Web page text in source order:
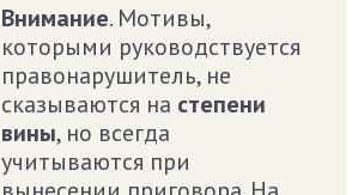
Внимание. Мотивы,
которыми руководствуется
правонарушитель, не
сказываются на степени
вины, но всегда
учитываются при